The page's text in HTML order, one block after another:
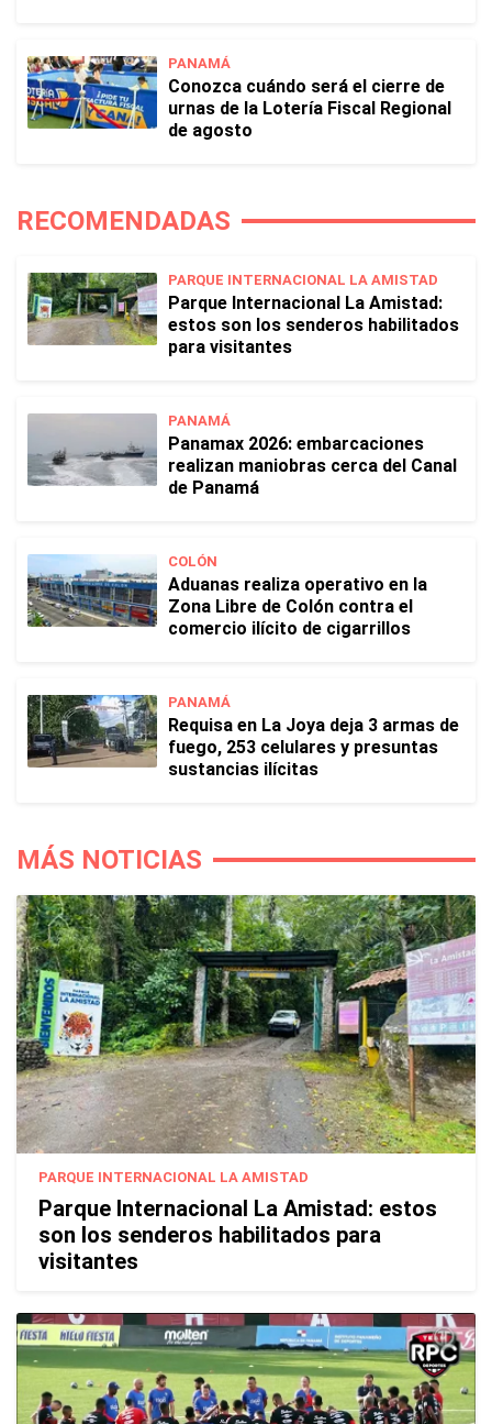
PANAMÁ
Conozca cuándo será el cierre de
urnas de la Lotería Fiscal Regional
de agosto
RECOMENDADAS
PARQUE INTERNACIONAL LA AMISTAD
Parque Internacional La Amistad:
estos son los senderos habilitados
para visitantes
PANAMÁ
Panamax 2026: embarcaciones
realizan maniobras cerca del Canal
de Panamá
COLÓN
Aduanas realiza operativo en la
Zona Libre de Colón contra el
comercio ilícito de cigarrillos
PANAMÁ
Requisa en La Joya deja 3 armas de
fuego, 253 celulares y presuntas
sustancias ilícitas
MÁS NOTICIAS
PARQUE INTERNACIONAL LA AMISTAD
Parque Internacional La Amistad: estos
son los senderos habilitados para
visitantes